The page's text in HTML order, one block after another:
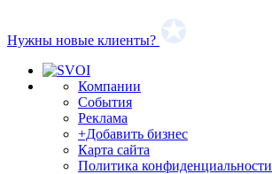
Нужны новые клиенты?
Компании
События
Реклама
+Добавить бизнес
Карта сайта
Политика конфиденциальности